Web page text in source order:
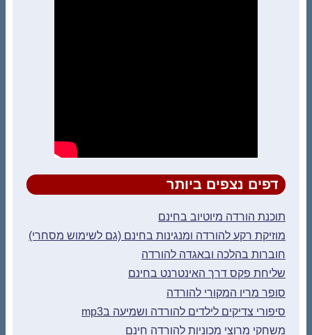
דפים נצפים ביותר
תוכנת הורדה מיוטיוב בחינם
מוזיקת רקע להורדה ומנגינות בחינם (גם לשימוש מסחרי)
חוברות בהלכה ובאגדה להורדה
שליחת פקס דרך האינטרנט בחינם
סופר מריו המקורי להורדה
סיפורי צדיקים לילדים להורדה ושמיעה בmp3
משחקי מרוצי מכוניות להורדה חינם